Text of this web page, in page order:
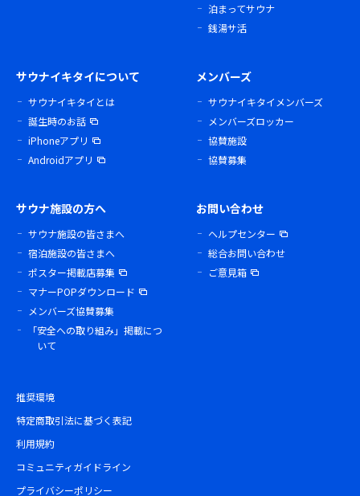
泊まってサウナ
銭湯サ活
サウナイキタイについて
サウナイキタイとは
誕生時のお話
iPhoneアプリ
Androidアプリ
メンバーズ
サウナイキタイメンバーズ
メンバーズロッカー
協賛施設
協賛募集
サウナ施設の方へ
サウナ施設の皆さまへ
宿泊施設の皆さまへ
ポスター掲載店募集
マナーPOPダウンロード
メンバーズ協賛募集
「安全への取り組み」掲載につ
いて
お問い合わせ
ヘルプセンター
総合お問い合わせ
ご意見箱
推奨環境
特定商取引法に基づく表記
利用規約
コミュニティガイドライン
プライバシーポリシー